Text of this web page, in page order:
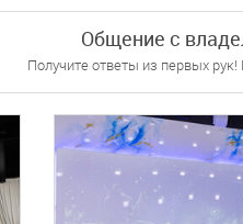
DETAILS
Общение с
Получите ответы из первых